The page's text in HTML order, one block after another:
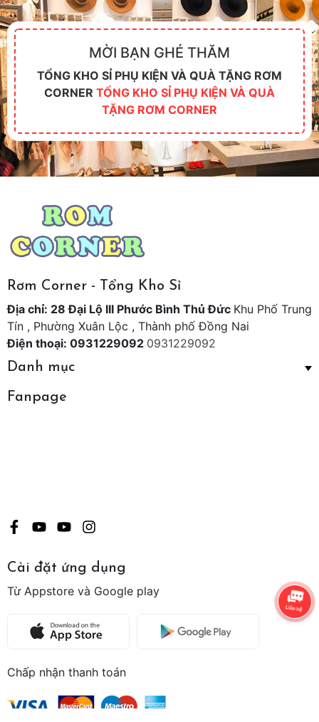
MỜI BẠN GHÉ THĂM
TỔNG KHO SỈ PHỤ KIỆN VÀ QUÀ TẶNG RƠM
CORNER TỔNG KHO SỈ PHỤ KIỆN VÀ QUÀ
TẶNG RƠM CORNER
Rơm Corner - Tổng Kho Sỉ
Địa chỉ: 28 Đại Lộ III Phước Bình Thủ Đức Khu Phố Trung
Tín , Phường Xuân Lộc , Thành phố Đồng Nai
Điện thoại: 0931229092 0931229092
Danh mục
Fanpage
Cài đặt ứng dụng
Từ Appstore và Google play
Chấp nhận thanh toán